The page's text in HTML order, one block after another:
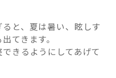
と、夏は暑い、眩しす
てきます。
きるようにしてあげて